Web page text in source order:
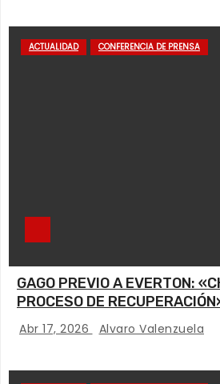
ACTUALIDAD CONFERENCIA DE PRENSA
GAGO PREVIO A EVERTON:
PROCESO DE
Abr 17, 2026 Alvaro Valenzuela